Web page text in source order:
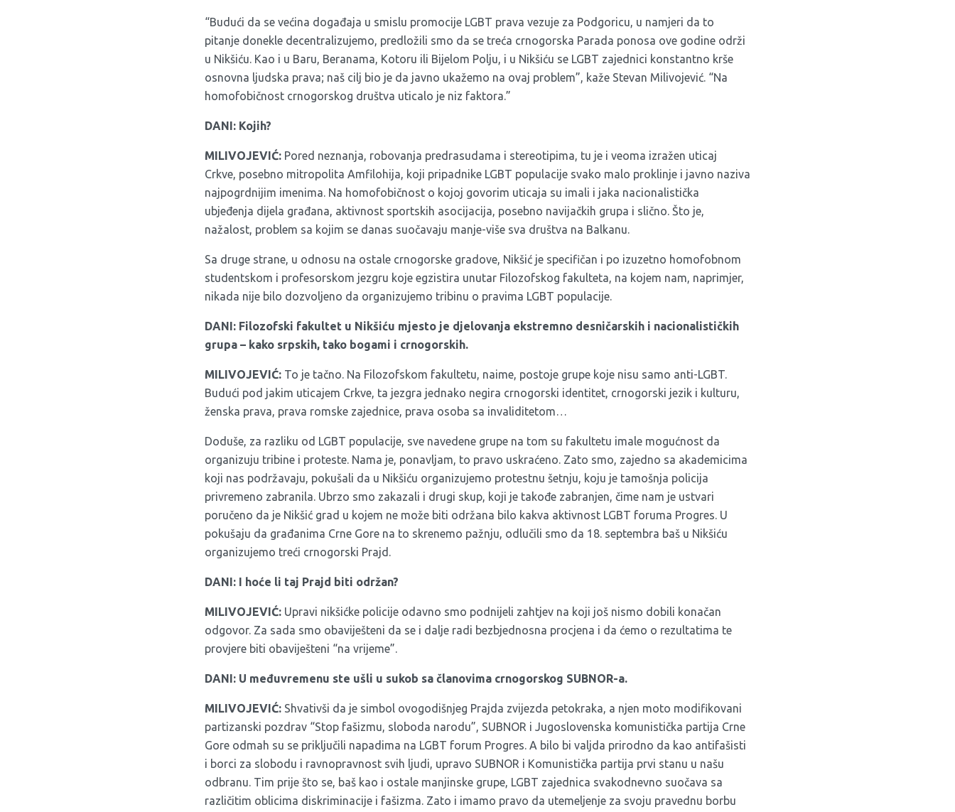
“Budući da se većina događaja u smislu promocije LGBT prava vezuje za Podgoricu, u namjeri da to
pitanje donekle decentralizujemo, predložili smo da se treća crnogorska Parada ponosa ove godine održi
u Nikšiću. Kao i u Baru, Beranama, Kotoru ili Bijelom Polju, i u Nikšiću se LGBT zajednici konstantno krše
osnovna ljudska prava; naš cilj bio je da javno ukažemo na ovaj problem”, kaže Stevan Milivojević. “Na
homofobičnost crnogorskog društva uticalo je niz faktora.”
DANI: Kojih?
MILIVOJEVIĆ: Pored neznanja, robovanja predrasudama i stereotipima, tu je i veoma izražen uticaj
Crkve, posebno mitropolita Amfilohija, koji pripadnike LGBT populacije svako malo proklinje i javno naziva
najpogrdnijim imenima. Na homofobičnost o kojoj govorim uticaja su imali i jaka nacionalistička
ubjeđenja dijela građana, aktivnost sportskih asocijacija, posebno navijačkih grupa i slično. Što je,
nažalost, problem sa kojim se danas suočavaju manje-više sva društva na Balkanu.
Sa druge strane, u odnosu na ostale crnogorske gradove, Nikšić je specifičan i po izuzetno homofobnom
studentskom i profesorskom jezgru koje egzistira unutar Filozofskog fakulteta, na kojem nam, naprimjer,
nikada nije bilo dozvoljeno da organizujemo tribinu o pravima LGBT populacije.
DANI: Filozofski fakultet u Nikšiću mjesto je djelovanja ekstremno desničarskih i nacionalističkih
grupa – kako srpskih, tako bogami i crnogorskih.
MILIVOJEVIĆ: To je tačno. Na Filozofskom fakultetu, naime, postoje grupe koje nisu samo anti-LGBT.
Budući pod jakim uticajem Crkve, ta jezgra jednako negira crnogorski identitet, crnogorski jezik i kulturu,
ženska prava, prava romske zajednice, prava osoba sa invaliditetom…
Doduše, za razliku od LGBT populacije, sve navedene grupe na tom su fakultetu imale mogućnost da
organizuju tribine i proteste. Nama je, ponavljam, to pravo uskraćeno. Zato smo, zajedno sa akademicima
koji nas podržavaju, pokušali da u Nikšiću organizujemo protestnu šetnju, koju je tamošnja policija
privremeno zabranila. Ubrzo smo zakazali i drugi skup, koji je takođe zabranjen, čime nam je ustvari
poručeno da je Nikšić grad u kojem ne može biti održana bilo kakva aktivnost LGBT foruma Progres. U
pokušaju da građanima Crne Gore na to skrenemo pažnju, odlučili smo da 18. septembra baš u Nikšiću
organizujemo treći crnogorski Prajd.
DANI: I hoće li taj Prajd biti održan?
MILIVOJEVIĆ: Upravi nikšićke policije odavno smo podnijeli zahtjev na koji još nismo dobili konačan
odgovor. Za sada smo obaviješteni da se i dalje radi bezbjednosna procjena i da ćemo o rezultatima te
provjere biti obaviješteni “na vrijeme”.
DANI: U međuvremenu ste ušli u sukob sa članovima crnogorskog SUBNOR-a.
MILIVOJEVIĆ: Shvativši da je simbol ovogodišnjeg Prajda zvijezda petokraka, a njen moto modifikovani
partizanski pozdrav “Stop fašizmu, sloboda narodu”, SUBNOR i Jugoslovenska komunistička partija Crne
Gore odmah su se priključili napadima na LGBT forum Progres. A bilo bi valjda prirodno da kao antifašisti
i borci za slobodu i ravnopravnost svih ljudi, upravo SUBNOR i Komunistička partija prvi stanu u našu
odbranu. Tim prije što se, baš kao i ostale manjinske grupe, LGBT zajednica svakodnevno suočava sa
različitim oblicima diskriminacije i fašizma. Zato i imamo pravo da utemeljenje za svoju pravednu borbu